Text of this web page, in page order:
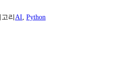
리AI, Python